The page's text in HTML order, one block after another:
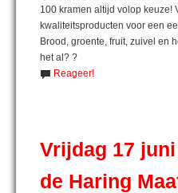
100 kramen altijd volop keuze!
kwaliteitsproducten voor een
Brood, groente, fruit, zuivel en
het al? ?
Reageer!
Vrijdag 17
de Haring